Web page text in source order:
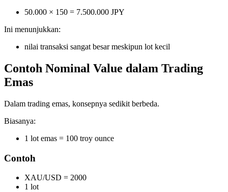
50.000 × 150 = 7.500.000 JPY
Ini menunjukkan:
nilai transaksi sangat besar meskipun lot kecil
Contoh Nominal Value dalam Trading
Emas
Dalam trading emas, konsepnya sedikit berbeda.
Biasanya:
1 lot emas = 100 troy ounce
Contoh
XAU/USD = 2000
1 lot